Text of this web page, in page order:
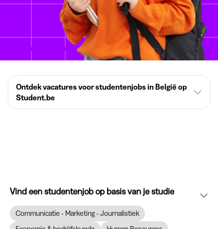
Ontdek vacatures voor studentenjobs in België op
Student.be
Vind een studentenjob op basis van je studie
Communicatie - Marketing - Journalistiek